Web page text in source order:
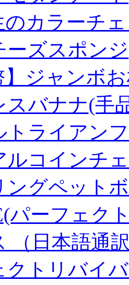
のカラーチ
ーズスポンジ
】ジャンボ
スバナナ(手
トライアン
ルコインチ
ングペット
パーフェク
（日本語通
クトリバイ